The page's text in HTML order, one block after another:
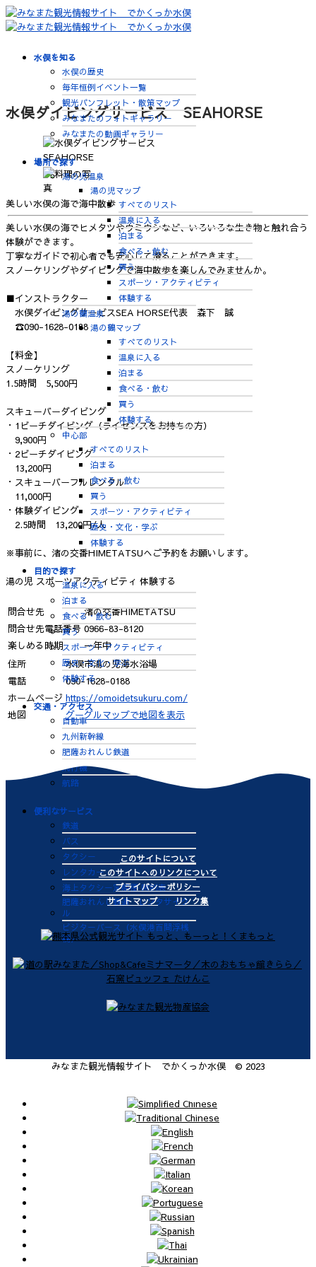
水俣を知る
水俣の歴史
毎年恒例イベント一覧
観光パンフレット・散策マップ
みなまたのフォトギャラリー
みなまたの動画ギャラリー
場所で探す
湯の児温泉
湯の児マップ
すべてのリスト
温泉に入る
泊まる
食べる・飲む
買う
スポーツ・アクティビティ
体験する
湯の鶴温泉
湯の鶴マップ
すべてのリスト
温泉に入る
泊まる
食べる・飲む
買う
体験する
中心部
すべてのリスト
泊まる
食べる・飲む
買う
スポーツ・アクティビティ
歴史・文化・学ぶ
体験する
目的で探す
温泉に入る
泊まる
食べる・飲む
買う
スポーツ・アクティビティ
歴史・文化・学ぶ
体験する
交通・アクセス
自動車
九州新幹線
肥薩おれんじ鉄道
飛行機
航路
便利なサービス
鉄道
バス
タクシー
レンタカー
海上タクシー定期便 時刻表
肥薩おれんじ鉄道 レンタサイク
ル
ビジターバース（水俣港百間浮桟
橋）
水俣ダイビングサービス SEAHORSE
美しい水俣の海で海中散歩
美しい水俣の海でヒメタツやウミウシなど、いろいろな生き物と触れ合う
体験ができます。
丁寧なガイドで初心者でも安心して潜ることができます。
スノーケリングやダイビングで海中散歩を楽しんでみませんか。
■インストラクター
水俣ダイビングサービスSEA HORSE代表 森下 誠
☎090-1628-0188
【料金】
スノーケリング
1.5時間 5,500円
スキューバーダイビング
・1ビーチダイビング（ライセンスをお持ちの方）
9,900円
・2ビーチダイビング
13,200円
・スキューバーフルレンタル
11,000円
・体験ダイビング
2.5時間 13,200円/人
※事前に、渚の交番HIMETATSUへご予約をお願いします。
湯の児 スポーツアクティビティ 体験する
問合せ先
渚の交番HIMETATSU
問合せ先電話番号 0966-83-8120
楽しめる時期
一年中
住所
水俣市湯の児海水浴場
電話
090-1628-0188
ホームページ https://omoidetsukuru.com/
地図
グーグルマップで地図を表示
このサイトについて
このサイトへのリンクについて
プライバシーポリシー
サイトマップ
リンク集
みなまた観光情報サイト でかくっか水俣 © 2023